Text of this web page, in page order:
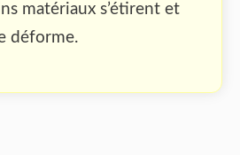
matériaux s’étirent et
déforme.